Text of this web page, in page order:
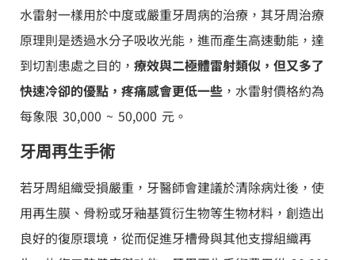
水雷射一樣用於中度或嚴重牙周病的治療，其牙周治療
原理則是透過水分子吸收光能，進而產生高速動能，達
到切割患處之目的， 療效與二極體雷射類似，但又多了
快速冷卻的優點，疼痛感會更低一些 ，水雷射價格約為
每象限 30,000 ~ 50,000 元。
牙周再生手術
若牙周組織受損嚴重，牙醫師會建議於清除病灶後，使
用再生膜、骨粉或牙釉基質衍生物等生物材料，創造出
良好的復原環境，從而促進牙槽骨與其他支撐組織再